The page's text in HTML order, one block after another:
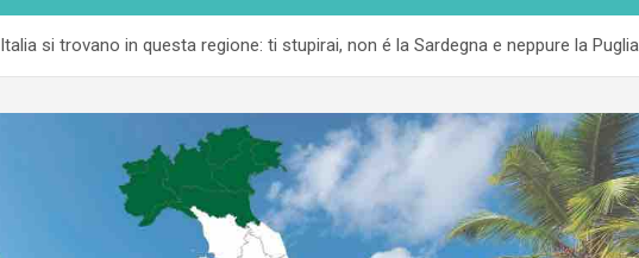
si trovano in questa regione: ti stupirai, non é la Sardegna e neppure la Puglia